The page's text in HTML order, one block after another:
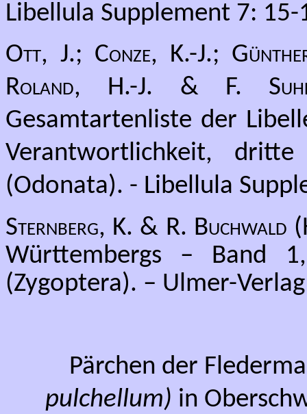
Libellula Supplement 7: 15-
Ott, J.; Conze, K.-J.;
Roland, H.-J. & F.
Gesamtartenliste der
Verantwortlichkeit,
(Odonata). - Libellula
Sternberg, K. & R. Buchwald
Württembergs – Band
(Zygoptera). – Ulmer-
Pärchen der
pulchellum) in